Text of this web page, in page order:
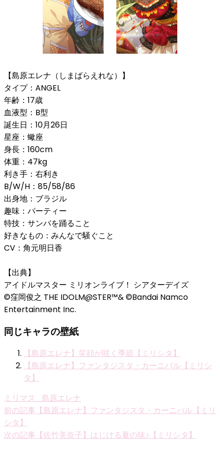
【島原エレナ（しまばらえれな）】
タイプ：ANGEL
年齢：17歳
血液型：B型
誕生日：10月26日
星座：蠍座
身長：160cm
体重：47kg
利き手：右利き
B/W/H：85/58/86
出身地：ブラジル
趣味：パーティー
特技：サンバを踊ること
好きなもの：みんなで騒ぐこと
CV：角元明日香
【出典】
アイドルマスター ミリオンライブ！ シアターデイズ
©窪岡俊之 THE IDOLM@STER™& ©Bandai Namco
Entertainment Inc.
同じキャラの壁紙
【島原エレナ】笑顔が咲く季節【ミリシタ】
【島原エレナ】ファンタジスタ・カーニバル【ミリシ
タ】
ミリマス_島原エレナ
投
稿
前の記事 【島原エレナ】ファンタジスタ・カーニバル【ミリ
シタ】
次の記事 【佐竹美奈子】はじける夏の味♪【ミリシタ】